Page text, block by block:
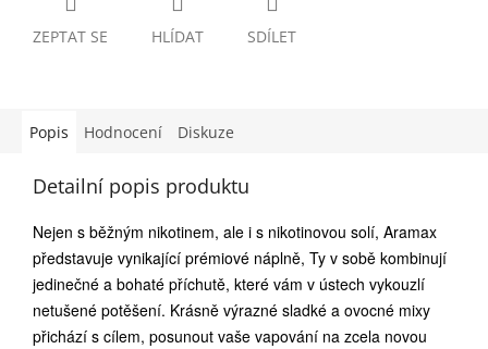
ZEPTAT SE HLÍDAT SDÍLET
Popis Hodnocení Diskuze
Detailní popis produktu
Nejen s běžným nikotinem, ale i s nikotinovou solí, Aramax
představuje vynikající prémiové náplně, Ty v sobě kombinují
jedinečné a bohaté příchutě, které vám v ústech vykouzlí
netušené potěšení. Krásně výrazné sladké a ovocné mixy
přichází s cílem, posunout vaše vapování na zcela novou